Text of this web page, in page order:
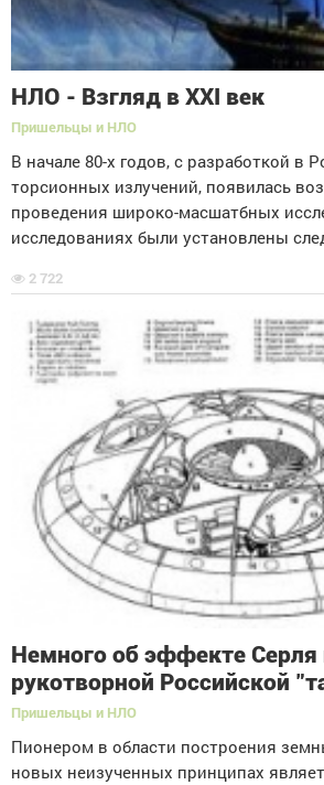
НЛО - Взгляд в XXI век
Пришельцы и НЛО
В начале 80-х годов, с разработкой в
торсионных излучений, появилась
проведения широко-масшатбных
исследованиях были установлены
2 722
Немного об эффекте Серля
рукотворной Российской
Пришельцы и НЛО
Пионером в области построения
новых неизученных принципах